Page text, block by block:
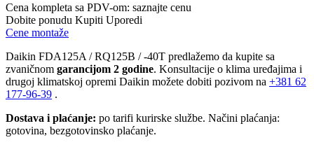
Cena kompleta sa PDV-om: saznajte cenu
Dobite ponudu Kupiti Uporedi
Cene montaže
Daikin FDA125A / RQ125B / -40T predlažemo da kupite sa
zvaničnom garancijom 2 godine. Konsultacije o klima uređajima i
drugoj klimatskoj opremi Daikin možete dobiti pozivom na +381 62
177-96-39 .
Dostava i plaćanje: po tarifi kurirske službe. Načini plaćanja:
gotovina, bezgotovinsko plaćanje.